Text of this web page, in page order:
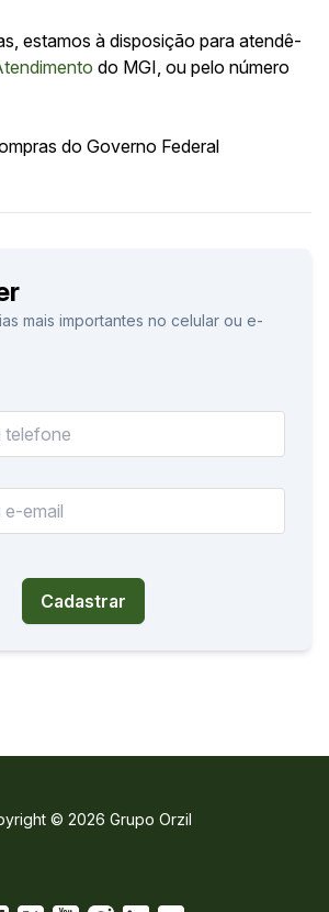
estamos à disposição para atendê-
do MGI, ou pelo número
do Governo Federal
mais importantes no celular ou e-
Cadastrar
© 2026 Grupo Orzil